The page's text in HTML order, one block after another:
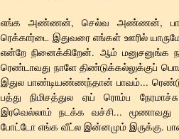
எங்க அண்ணன், செல்வ அண்ணன்,
ரெக்கார்டை இதுவரை எங்கள் ஊரில் யாருமே
என்றே நினைக்கிறேன். ஆம் மனுசனுங்க
ரெண்டாவது நாளே திண்டுக்கல்லுக்குப்
இதுல பாண்டியண்ணந்தான் பாவம்...
பத்து நிமிசத்துல ஏய் ரொம்ப
இரவெல்லாம் நடக்க வச்சி... மூணாவது
போட்டோ எங்க வீட்ல இன்னமும் இருக்கு.